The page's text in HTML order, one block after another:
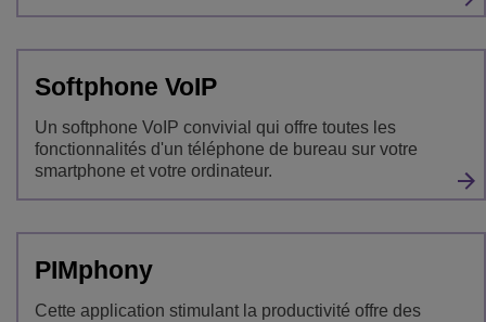
Softphone VoIP
Un softphone VoIP convivial qui offre toutes les
fonctionnalités d'un téléphone de bureau sur votre
smartphone et votre ordinateur.
PIMphony
Cette application stimulant la productivité offre des